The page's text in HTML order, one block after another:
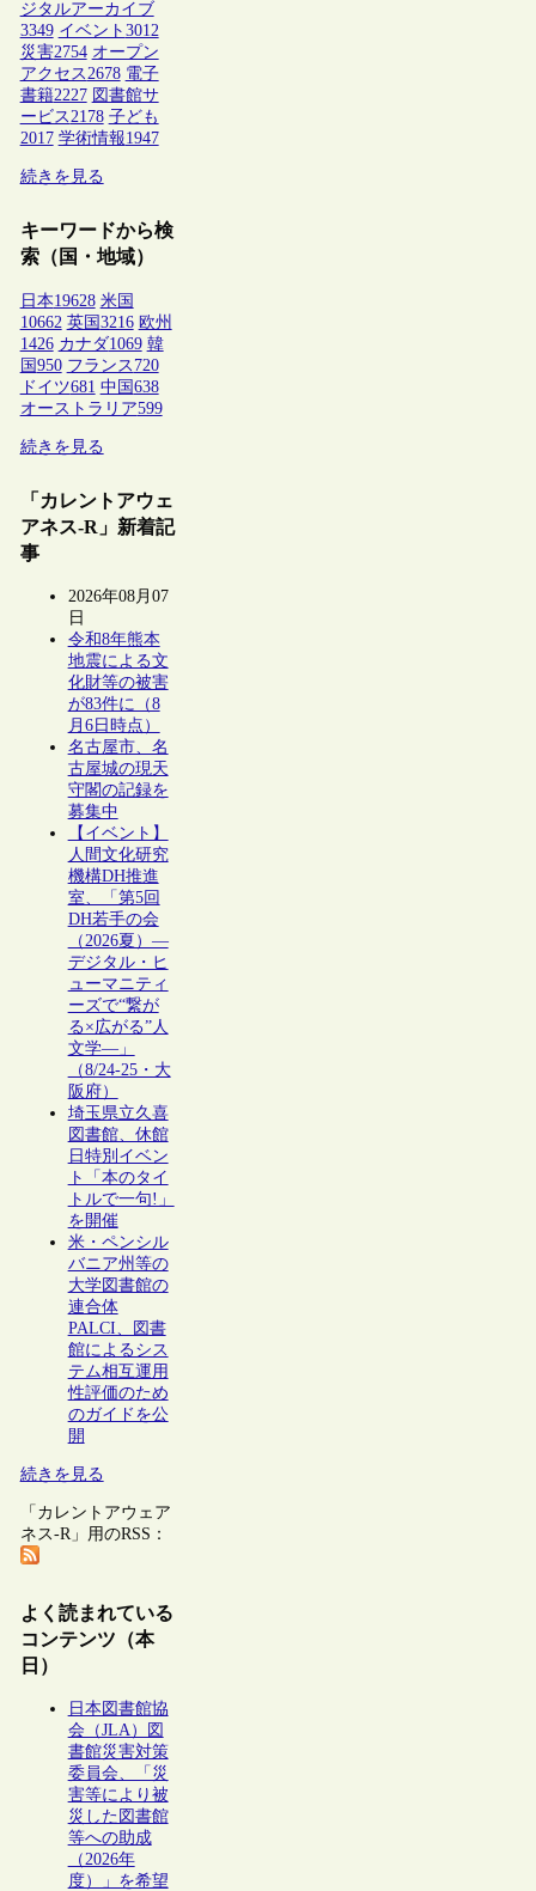
ジタルアーカイブ
3349 イベント 3012
災害2754 オープン
アクセス2678 電子
書籍2227 図書館サ
ービス2178 子ども
2017 学術情報1947
続きを見る
キーワードから検
索（国・地域）
日本19628 米国
10662 英国 3216 欧州
1426 カナダ1069 韓
国 950 フランス 720
ドイツ681 中国 638
オーストラリア599
続きを見る
「カレントアウェ
アネス-R」新着記
事
2026年08月07
日
令和8年熊本
地震による文
化財等の被害
が83件に（8
月6日時点）
名古屋市、名
古屋城の現天
守閣の記録を
募集中
【イベント】
人間文化研究
機構DH推進
室、「第5回
DH若手の会
（2026夏）―
デジタル・ヒ
ューマニティ
ーズで“繋が
る×広がる”人
文学―」
（8/24-25・大
阪府）
埼玉県立久喜
図書館、休館
日特別イベン
ト「本のタイ
トルで一句!」
を開催
米・ペンシル
バニア州等の
大学図書館の
連合体
PALCI、図書
館によるシス
テム相互運用
性評価のため
のガイドを公
開
続きを見る
「カレントアウェア
ネス-R」用のRSS：
よく読まれている
コンテンツ（本
日）
日本図書館協
会（JLA）図
書館災害対策
委員会、「災
害等により被
災した図書館
等への助成
（2026年
度）」を希望